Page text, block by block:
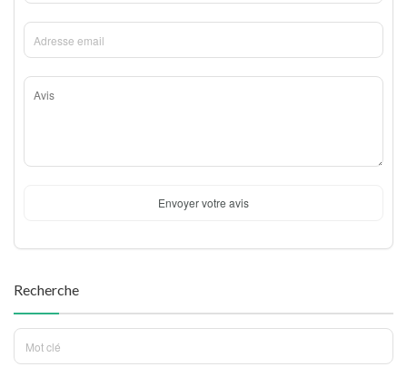
Envoyer votre avis
Recherche